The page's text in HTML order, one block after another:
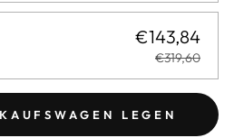
€143,84
€319,60
LEGEN